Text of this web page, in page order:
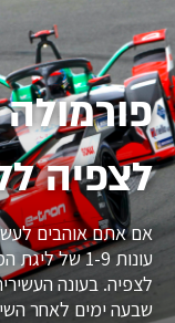
לצפיה
אם אתם אוהבים
עונות 1-9 של
לצפיה. בעונה
שבעה ימים לאחר